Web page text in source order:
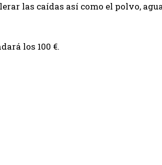
las caídas así como el polvo,
los 100 €.